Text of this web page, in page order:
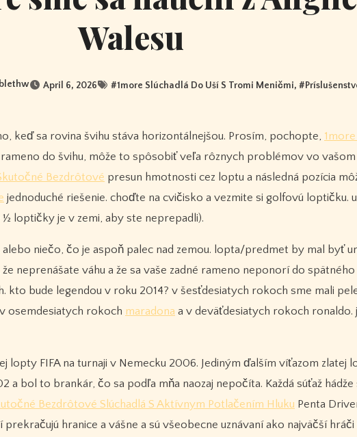
Walesu
April 6, 2026 #1more Slúchadlá Do Uší S Tromi Meničmi, #
keď sa rovina švihu stáva horizontálnejšou. Prosím, pochopte,
do švihu, môže to spôsobiť veľa rôznych problémov vo vašom
Bezdrôtové presun hmotnosti cez loptu a následná pozícia
jednoduché riešenie. choďte na cvičisko a vezmite si golfovú loptičku.
½ loptičky je v zemi, aby ste neprepadli).
niečo, čo je aspoň palec nad zemou. lopta/predmet by mal byť
neprenášate váhu a že sa vaše zadné rameno neponorí do
kto bude legendou v roku 2014? v šesťdesiatych rokoch sme mali
osemdesiatych rokoch maradona a v deväťdesiatych rokoch ronaldo.
lopty FIFA na turnaji v Nemecku 2006. Jediným ďalším víťazom zlatej
a bol to brankár, čo sa podľa mňa naozaj nepočíta. Každá súťaž
Bezdrôtové Slúchadlá S Aktívnym Potlačením Hluku Penta
hranice a vášne a sú všeobecne uznávaní ako najväčší